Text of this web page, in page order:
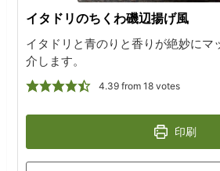
イタドリのちくわ磯辺揚げ風
イタドリと青のりと香りが絶妙にマ
介します。
4.39from 18votes
印刷